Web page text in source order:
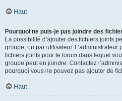
Haut
Pourquoi ne puis-je pas joindre des
La possibilité d’ajouter des fichiers joints
groupe, ou par utilisateur. L’administrateur
fichiers joints pour le forum dans lequel
groupe peut en joindre. Contactez
pourquoi vous ne pouvez pas ajouter de
Haut